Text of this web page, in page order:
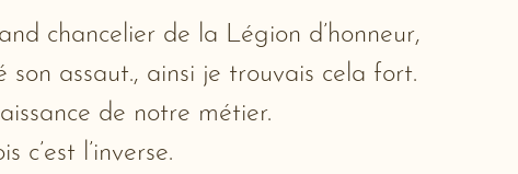
chancelier de la Légion d’honneur,
son assaut., ainsi je trouvais cela fort.
de notre métier.
l’inverse.